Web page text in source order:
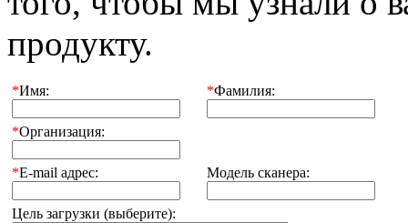
продукту.
*Имя: *Фамилия:
*Организация:
*E-mail адрес: Модель сканера:
Цель загрузки (выберите):